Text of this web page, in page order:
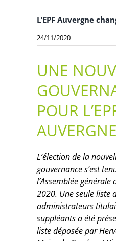
L’EPF Auvergne
24/11/2020
UNE
POUR
AUVERGNE
L’élection de la
gouvernance s’est
l’Assemblée
2020. Une seule liste
administrateurs
suppléants a été
liste déposée par